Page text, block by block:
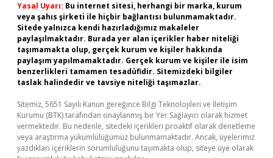
Yasal Uyarı: Bu internet sitesi, herhangi bir marka, kurum
veya şahıs şirketi ile hiçbir bağlantısı bulunmamaktadır.
Sitede yalnızca kendi hazırladığımız makaleler
paylaşılmaktadır. Burada yer alan içerikler haber niteliği
taşımamakta olup, gerçek kurum ve kişiler hakkında
paylaşım yapılmamaktadır. Gerçek kurum ve kişiler ile isim
benzerlikleri tamamen tesadüfidir. Sitemizdeki bilgiler
taslak halindedir ve tavsiye niteliği taşımazlar.
Sitemiz, 5651 Sayılı Kanun gereğince Bilgi Teknolojileri ve İletişim
Kurumu (BTK) tarafından onaylanmış bir Yer Sağlayıcı olarak hizmet
vermektedir. Bu nedenle, sitedeki içerikleri proaktif olarak denetleme
veya araştırma yükümlülüğümüz bulunmamaktadır. Ancak, üyelerimiz
yazdıkları içeriklerin sorumluluğunu taşımakta olup, siteye üye olarak